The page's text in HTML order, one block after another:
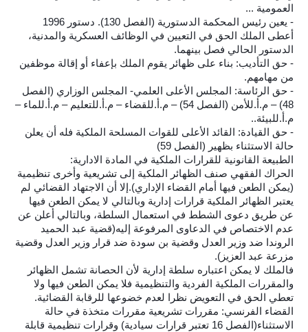
العمومية ...
- يعين رئيس المحكمة الدستورية (الفصل 130). دستور 1996
أعطى الملك الحق في التعيين في الوظائف العسكرية والمدنية،
الدستور الحالي فصل بينهما.
- حق التأديب: بناء على ظهائر يقوم الملك بإعفاء أو إقالة موظفين
من مهامهم.
- حق الرئاسة: المجلس الأعلى العلمي- المجلس الوزاري (الفصل
48) – م.أ.للأمن (الفصل 54) – م.أ.للقضاء – م.أ.للتعليم – م.أ.للماء –
م.أ.للبيئة..
- حق القيادة: القائد الأعلى للقوات المسلحة الملكية فله أن يعلن
حالة الاستثناء بظهير (الفصل 59)
الطبيعة القانونية للقرارات الملكية في المادة الادارية:
الحراك الفقهي صنف الظهائر الملكية إلى تشريعية وأخرى تنظيمية
(يمكن الطعن فيها أمام القضاء الإداري).إلا أن الاجتهاد القضائي لم
يعتبر الظهائر الملكية قرارات إدارية وبالتالي لا يمكن الطعن فيها
عن طريق دعوى الشطط في استعمال السلطة، وبالتالي أعلن عن
عدم الاختصاص في الدعاوى المرفوعة إليه(قضية عبد الحميد
الروندا ضد وزير العدل وقضية بن سودة ضد قرار وزير العدل وقضية
مزرعة عبد العزيز).
فالملك لا يمكن اعتباره سلطة إدارية لأن الحصانة تشمل الظهائر
والمقررات الملكية الفردية والتنظيمية فلا يمكن الطعن فيها ولا
تعطي الحق في التعويض نظرا لعدم خضوعها للرقابة القضائية.
القضاء الفرنسي: مقررات تشريعية مقررات متخذة في حالة
الاستثناء(الفصل 16 تعتبر قرارات سيادية) وقرارات تنظيمية قابلة